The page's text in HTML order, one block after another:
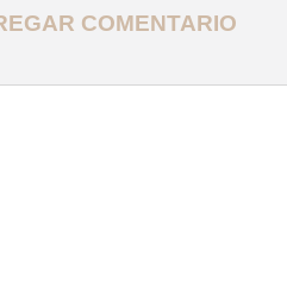
COMENTARIO